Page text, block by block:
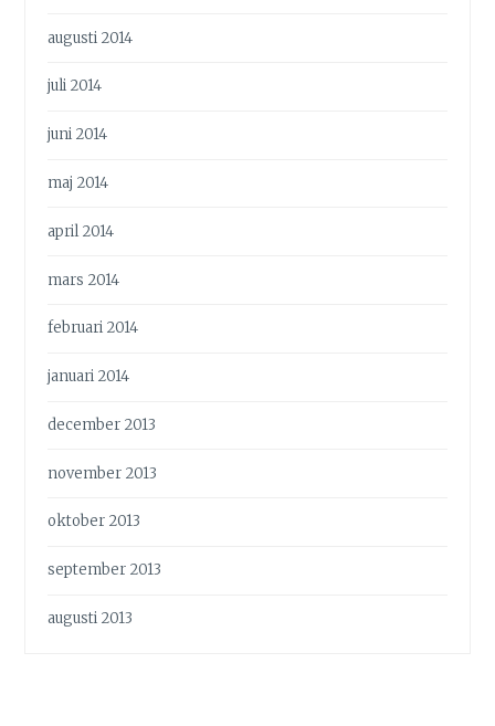
augusti 2014
juli 2014
juni 2014
maj 2014
april 2014
mars 2014
februari 2014
januari 2014
december 2013
november 2013
oktober 2013
september 2013
augusti 2013